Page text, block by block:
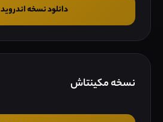
دانلود نسخه اندروید TV
نسخه مکینتاش